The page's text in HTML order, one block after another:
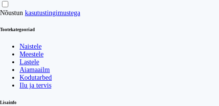
Nõustun kasutustingimustega
Tootekategooriad
Naistele
Meestele
Lastele
Aiamaailm
Kodutarbed
Ilu ja tervis
Lisainfo